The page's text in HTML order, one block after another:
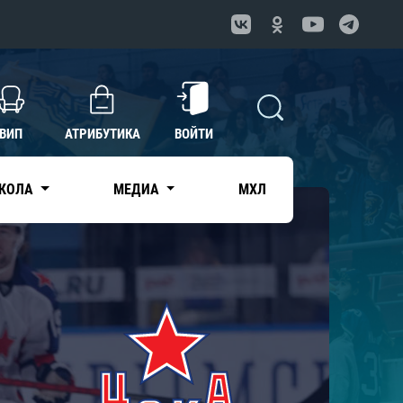
ВИП АТРИБУТИКА ВОЙТИ
МЕДИА МХЛ